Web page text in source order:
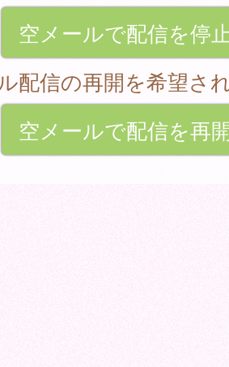
空メールで配信を停
配信の再開を希望さ
空メールで配信を再